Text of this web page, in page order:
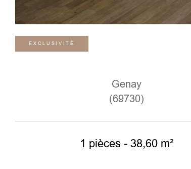
EXCLUSIVITÉ
Genay
(69730)
1 pièces - 38,60 m²